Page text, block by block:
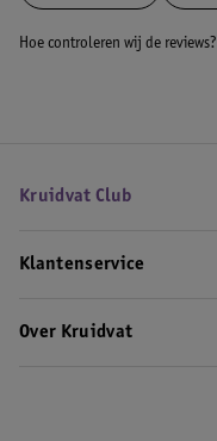
Hoe controleren wij de reviews?
Kruidvat Club
Klantenservice
Over Kruidvat